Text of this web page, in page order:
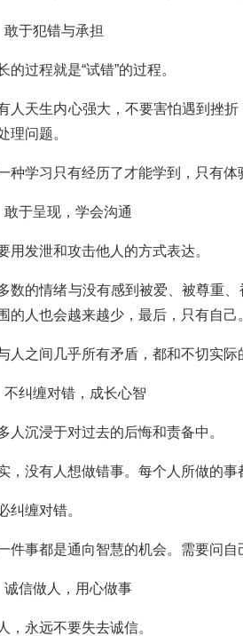
敢于犯错与承担
的过程就是“试错”的过程。
人天生内心强大，不要害怕遇到挫
理问题。
种学习只有经历了才能学到，只有体
敢于呈现，学会沟通
用发泄和攻击他人的方式表达。
数的情绪与没有感到被爱、被尊重
的人也会越来越少，最后，只有自己
人之间几乎所有矛盾，都和不切实
不纠缠对错，成长心智
人沉浸于对过去的后悔和责备中。
，没有人想做错事。每个人所做的事
纠缠对错。
件事都是通向智慧的机会。需要问
诚信做人，用心做事
，永远不要失去诚信。